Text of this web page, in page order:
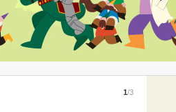
1/3